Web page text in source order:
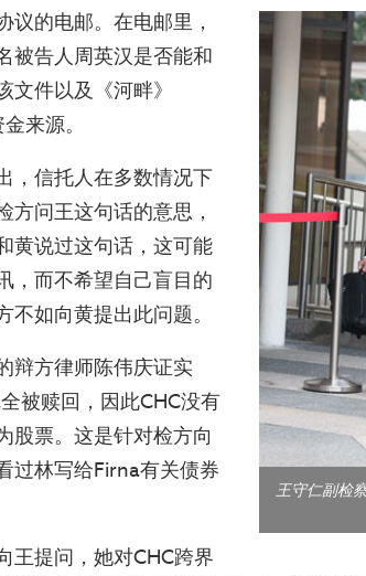
王守仁副检
议的电邮。在电邮里，
被告人周英汉是否能和
件以及《河畔》
来源。
，信托人在多数情况下
方问王这句话的意思，
黄说过这句话，这可能
，而不希望自己盲目的
如向黄提出此问题。
辩方律师陈伟庆证实
被赎回，因此CHC没有
股票。这是针对检方向
过林写给Firna有关债券
王提问，她对CHC跨界